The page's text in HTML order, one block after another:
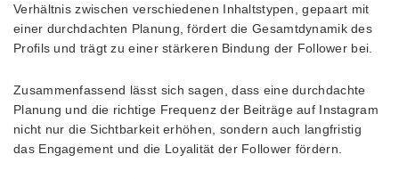
Verhältnis zwischen verschiedenen Inhaltstypen, gepaart mit
einer durchdachten Planung, fördert die Gesamtdynamik des
Profils und trägt zu einer stärkeren Bindung der Follower bei.
Zusammenfassend lässt sich sagen, dass eine durchdachte
Planung und die richtige Frequenz der Beiträge auf Instagram
nicht nur die Sichtbarkeit erhöhen, sondern auch langfristig
das Engagement und die Loyalität der Follower fördern.